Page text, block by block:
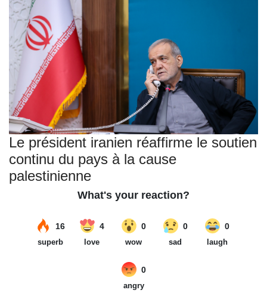
Le président iranien réaffirme le soutien
continu du pays à la cause
palestinienne